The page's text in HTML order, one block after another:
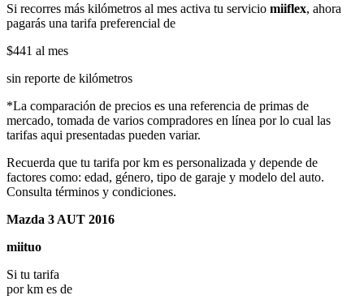
Si recorres más kilómetros al mes activa tu servicio miiflex, ahora
pagarás una tarifa preferencial de
$441 al mes
sin reporte de kilómetros
*La comparación de precios es una referencia de primas de
mercado, tomada de varios compradores en línea por lo cual las
tarifas aqui presentadas pueden variar.
Recuerda que tu tarifa por km es personalizada y depende de
factores como: edad, género, tipo de garaje y modelo del auto.
Consulta términos y condiciones.
Mazda 3 AUT 2016
miituo
Si tu tarifa
por km es de